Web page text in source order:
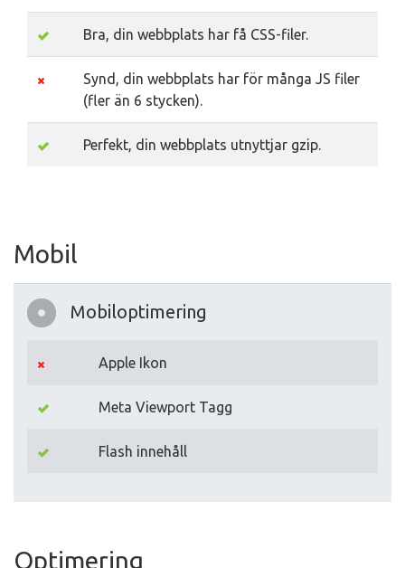
Bra, din webbplats har få CSS-filer.
Synd, din webbplats har för många JS filer
(fler än 6 stycken).
Perfekt, din webbplats utnyttjar gzip.
Mobil
Mobiloptimering
Apple Ikon
Meta Viewport Tagg
Flash innehåll
Optimering